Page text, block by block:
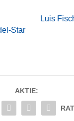
Luis
Star
AKTIE: